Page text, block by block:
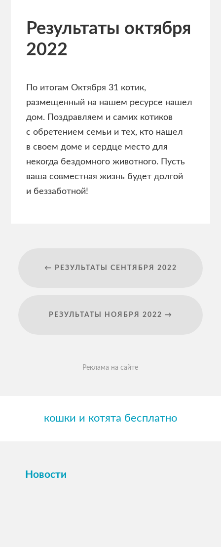
Результаты октября
2022
По итогам Октября 31 котик,
размещенный на нашем ресурсе нашел
дом. Поздравляем и самих котиков
с обретением семьи и тех, кто нашел
в своем доме и сердце место для
некогда бездомного животного. Пусть
ваша совместная жизнь будет долгой
и беззаботной!
← РЕЗУЛЬТАТЫ СЕНТЯБРЯ 2022
РЕЗУЛЬТАТЫ НОЯБРЯ 2022 →
Реклама на сайте
кошки и котята бесплатно
Новости